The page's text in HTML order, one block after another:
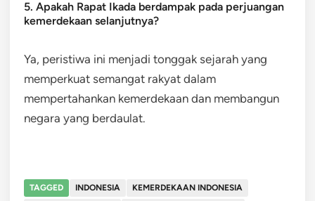
5. Apakah Rapat Ikada berdampak pada perjuangan
kemerdekaan selanjutnya?
Ya, peristiwa ini menjadi tonggak sejarah yang
memperkuat semangat rakyat dalam
mempertahankan kemerdekaan dan membangun
negara yang berdaulat.
TAGGED INDONESIA
KEMERDEKAAN INDONESIA